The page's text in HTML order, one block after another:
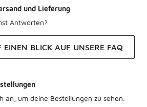
und Lieferung
Antworten?
EINEN BLICK AUF UNSERE FAQ
an, um deine Bestellungen zu sehen.